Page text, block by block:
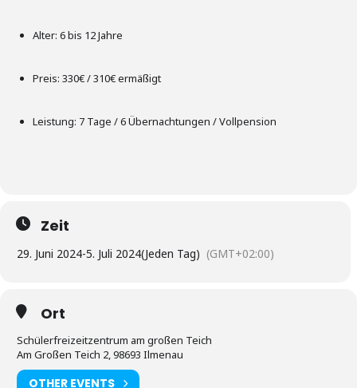
Alter: 6 bis 12 Jahre
Preis: 330€ / 310€ ermäßigt
Leistung: 7 Tage / 6 Übernachtungen / Vollpension
Zeit
29. Juni 2024-5. Juli 2024(Jeden Tag) (GMT+02:00)
Ort
Schülerfreizeitzentrum am großen Teich
Am Großen Teich 2, 98693 Ilmenau
OTHER EVENTS